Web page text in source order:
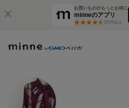
お買いものがもっとお得に
minneのアプリ
3万件以上